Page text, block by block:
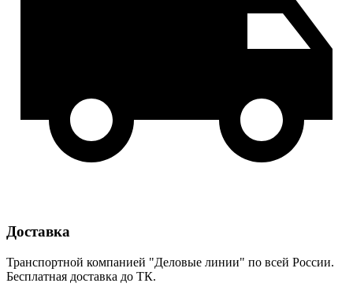
Доставка
Транспортной компанией "Деловые линии" по всей России.
Бесплатная доставка до ТК.